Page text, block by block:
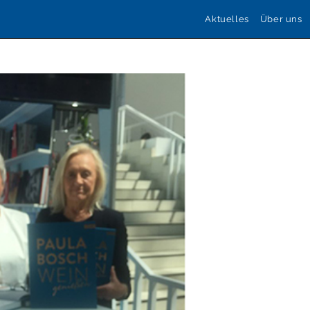
Aktuelles Über uns